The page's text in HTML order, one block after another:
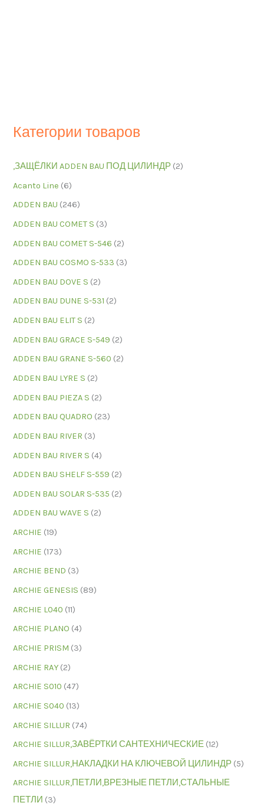
Категории товаров
,ЗАЩЁЛКИ ADDEN BAU ПОД ЦИЛИНДР (2)
Acanto Line (6)
ADDEN BAU (246)
ADDEN BAU COMET S (3)
ADDEN BAU COMET S-546 (2)
ADDEN BAU COSMO S-533 (3)
ADDEN BAU DOVE S (2)
ADDEN BAU DUNE S-531 (2)
ADDEN BAU ELIT S (2)
ADDEN BAU GRACE S-549 (2)
ADDEN BAU GRANE S-560 (2)
ADDEN BAU LYRE S (2)
ADDEN BAU PIEZA S (2)
ADDEN BAU QUADRO (23)
ADDEN BAU RIVER (3)
ADDEN BAU RIVER S (4)
ADDEN BAU SHELF S-559 (2)
ADDEN BAU SOLAR S-535 (2)
ADDEN BAU WAVE S (2)
ARCHIE (19)
ARCHIE (173)
ARCHIE BEND (3)
ARCHIE GENESIS (89)
ARCHIE L040 (11)
ARCHIE PLANO (4)
ARCHIE PRISM (3)
ARCHIE RAY (2)
ARCHIE S010 (47)
ARCHIE S040 (13)
ARCHIE SILLUR (74)
ARCHIE SILLUR,ЗАВЁРТКИ САНТЕХНИЧЕСКИЕ (12)
ARCHIE SILLUR,НАКЛАДКИ НА КЛЮЧЕВОЙ ЦИЛИНДР (5)
ARCHIE SILLUR,ПЕТЛИ,ВРЕЗНЫЕ ПЕТЛИ,СТАЛЬНЫЕ
ПЕТЛИ (3)